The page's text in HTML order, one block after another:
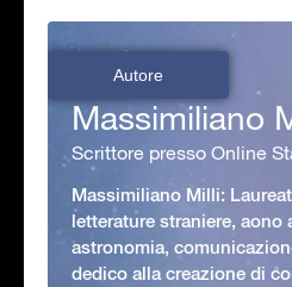
Autore
Massimiliano
Scrittore presso Online
Massimiliano Milli:
letterature straniere, aono
astronomia,
dedico alla creazione di